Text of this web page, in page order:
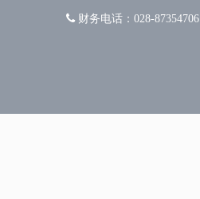
财务电话：028-87354706